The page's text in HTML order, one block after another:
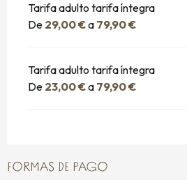
Tarifa adulto tarifa íntegra
De 29,00 €a 79,90 €
Tarifa adulto tarifa íntegra
De 23,00 €a 79,90 €
FORMAS DE PAGO